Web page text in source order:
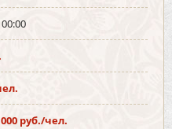
руб./чел.